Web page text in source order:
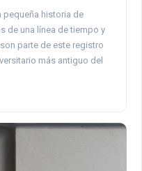
pequeña historia de
de una línea de tiempo y
parte de este registro
más antiguo del